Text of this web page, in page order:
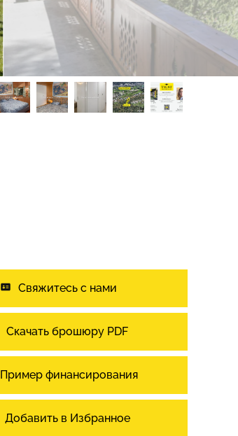
Свяжитесь с нами
Скачать брошюру PDF
Пример финансирования
Добавить в Избранное